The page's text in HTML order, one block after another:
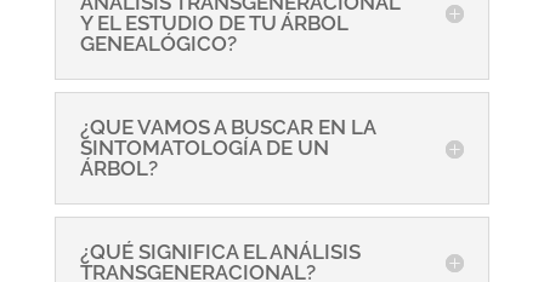
Y EL ESTUDIO DE TU ÁRBOL
GENEALÓGICO?
¿QUE VAMOS A BUSCAR EN LA
SINTOMATOLOGÍA DE UN
ÁRBOL?
¿QUÉ SIGNIFICA EL ANÁLISIS
TRANSGENERACIONAL?